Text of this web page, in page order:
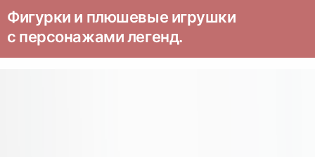
Фигурки и плюшевые игрушки
с персонажами легенд.